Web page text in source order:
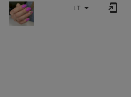
LT  